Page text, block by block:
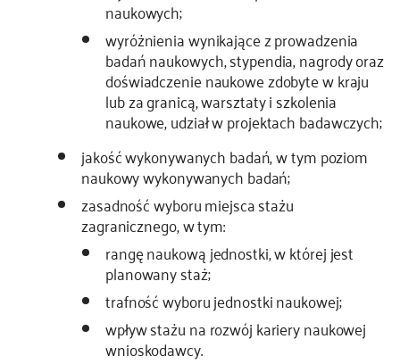
naukowych;
wyróżnienia wynikające z prowadzenia
badań naukowych, stypendia, nagrody oraz
doświadczenie naukowe zdobyte w kraju
lub za granicą, warsztaty i szkolenia
naukowe, udział w projektach badawczych;
jakość wykonywanych badań, w tym poziom
naukowy wykonywanych badań;
zasadność wyboru miejsca stażu
zagranicznego, w tym:
rangę naukową jednostki, w której jest
planowany staż;
trafność wyboru jednostki naukowej;
wpływ stażu na rozwój kariery naukowej
wnioskodawcy.